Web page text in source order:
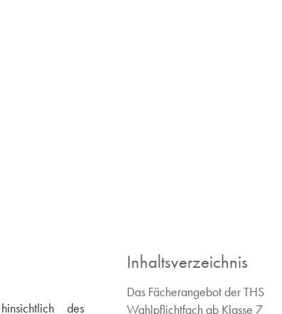
Inhaltsverzeichnis
Das Fächerangebot der THS
Wahlpflichtfach ab Klasse 7
des